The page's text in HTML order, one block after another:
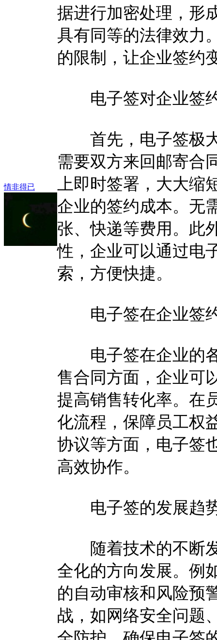
情非得已
据进行加密处理，形
具有同等的法律效力
的限制，让企业签约
电子签对企业签
首先，电子签极大
需要双方来回邮寄合
上即时签署，大大
企业的签约成本。无
张、快递等费用。此
性，企业可以通过电
索，方便快捷。
电子签在企业签
电子签在企业的各
售合同方面，企业可
提高销售转化率。在
化流程，保障员工权
协议等方面，电子签
高效协作。
电子签的发展趋
随着技术的不断发
全化的方向发展。例
的自动审核和风险预
战，如网络安全问题